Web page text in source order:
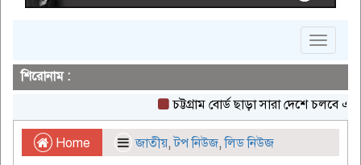
Toggle
শিরোনাম :
চট্টগ্রাম বোর্ড ছাড়া সারা দেশে চলবে
Home জাতীয়,টপ নিউজ,লিড নিউজ